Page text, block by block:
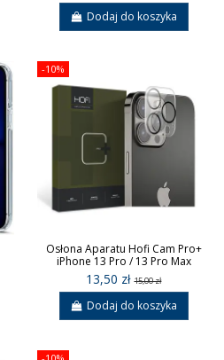
Dodaj do koszyka
-10%
Osłona Aparatu Hofi Cam Pro+
iPhone 13 Pro / 13 Pro Max
13,50 zł15,00 zł
Dodaj do koszyka